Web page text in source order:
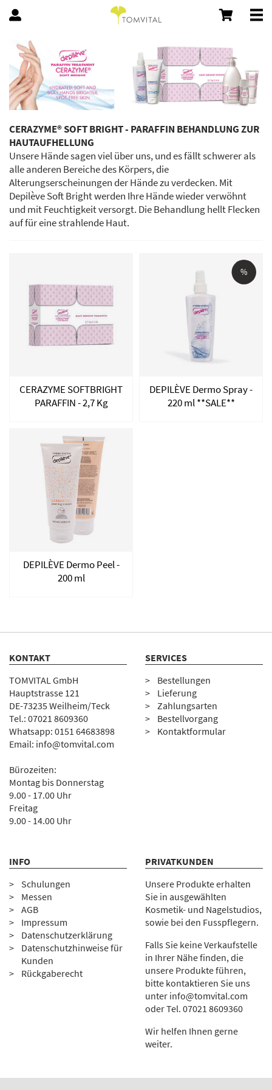
CERAZYME® SOFT BRIGHT - PARAFFIN BEHANDLUNG ZUR
HAUTAUFHELLUNG
Unsere Hände sagen viel über uns, und es fällt schwerer als
alle anderen Bereiche des Körpers, die
Alterungserscheinungen der Hände zu verdecken. Mit
Depilève Soft Bright werden Ihre Hände wieder verwöhnt
und mit Feuchtigkeit versorgt. Die Behandlung hellt Flecken
auf für eine strahlende Haut.
CERAZYME SOFTBRIGHT
PARAFFIN - 2,7 Kg
%
DEPILÈVE Dermo Spray -
220 ml **SALE**
DEPILÈVE Dermo Peel -
200 ml
KONTAKT
TOMVITAL GmbH
Hauptstrasse 121
DE-73235 Weilheim/Teck
Tel.: 07021 8609360
Whatsapp: 0151 64683898
Email: info@tomvital.com
Bürozeiten:
Montag bis Donnerstag
9.00 - 17.00 Uhr
Freitag
9.00 - 14.00 Uhr
SERVICES
Bestellungen
Lieferung
Zahlungsarten
Bestellvorgang
Kontaktformular
INFO
Schulungen
Messen
AGB
Impressum
Datenschutzerklärung
Datenschutzhinweise für
Kunden
Rückgaberecht
PRIVATKUNDEN
Unsere Produkte erhalten
Sie in ausgewählten
Kosmetik- und Nagelstudios,
sowie bei den Fusspflegern.
Falls Sie keine Verkaufstelle
in Ihrer Nähe finden, die
unsere Produkte führen,
bitte kontaktieren Sie uns
unter info@tomvital.com
oder Tel. 07021 8609360
Wir helfen Ihnen gerne
weiter.